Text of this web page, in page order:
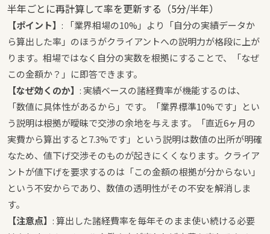
半年ごとに再計算して率を更新する（5分/半年）
【ポイント】 : 「業界相場の10%」より「自分の実績データか
ら算出した率」のほうがクライアントへの説明力が格段に上が
ります。相場ではなく自分の実数を根拠にすることで、「なぜ
この金額か？」に即答できます。
【なぜ効くのか】 : 実績ベースの諸経費率が機能するのは、
「数値に具体性があるから」です。「業界標準10%です」とい
う説明は根拠が曖昧で交渉の余地を与えます。「直近6ヶ月の
実費から算出すると7.3%です」という説明は数値の出所が明確
なため、値下げ交渉そのものが起きにくくなります。クライア
ントが値下げを要求するのは「この金額の根拠が分からない」
という不安からであり、数値の透明性がその不安を解消しま
す。
【注意点】 : 算出した諸経費率を毎年そのまま使い続ける必要